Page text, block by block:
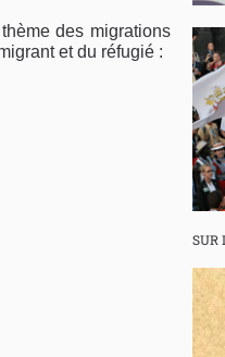
des migrations
et du réfugié :
SUR